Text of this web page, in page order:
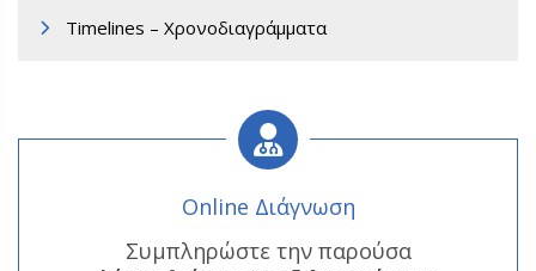
Α3. Μεταμόσχευση Μαλλιών FUT
Timelines – Χρονοδιαγράμματα
Online Διάγνωση
Συμπληρώστε την παρούσα